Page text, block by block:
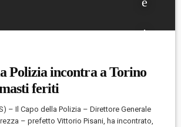
Polizia incontra a Torino
feriti
– Il Capo della Polizia – Direttore Generale
– prefetto Vittorio Pisani, ha incontrato,